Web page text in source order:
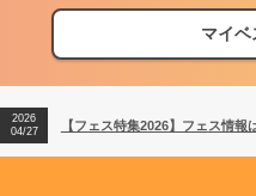
マイベ
【フェス特集2026】フェス情報
【ライブ動員ランキング】2026
2026
04/27
【フェス特集2026】フェス情報
2026